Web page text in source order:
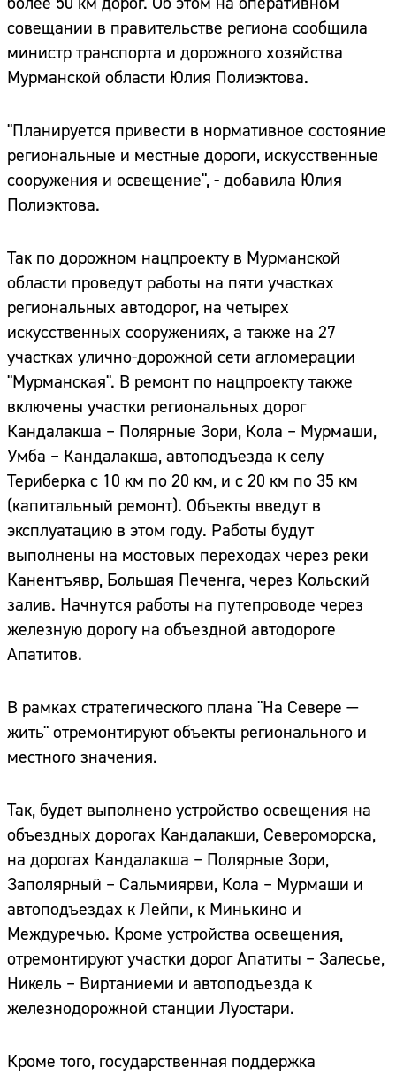
совещании в правительстве региона сообщила
министр транспорта и дорожного хозяйства
Мурманской области Юлия Полиэктова.
"Планируется привести в нормативное состояние
региональные и местные дороги, искусственные
сооружения и освещение", - добавила Юлия
Полиэктова.
Так по дорожном нацпроекту в Мурманской
области проведут работы на пяти участках
региональных автодорог, на четырех
искусственных сооружениях, а также на 27
участках улично-дорожной сети агломерации
"Мурманская". В ремонт по нацпроекту также
включены участки региональных дорог
Кандалакша – Полярные Зори, Кола – Мурмаши,
Умба – Кандалакша, автоподъезда к селу
Териберка с 10 км по 20 км, и с 20 км по 35 км
(капитальный ремонт). Объекты введут в
эксплуатацию в этом году. Работы будут
выполнены на мостовых переходах через реки
Канентъявр, Большая Печенга, через Кольский
залив. Начнутся работы на путепроводе через
железную дорогу на объездной автодороге
Апатитов.
В рамках стратегического плана "На Севере —
жить" отремонтируют объекты регионального и
местного значения.
Так, будет выполнено устройство освещения на
объездных дорогах Кандалакши, Североморска,
на дорогах Кандалакша – Полярные Зори,
Заполярный – Сальмиярви, Кола – Мурмаши и
автоподъездах к Лейпи, к Минькино и
Междуречью. Кроме устройства освещения,
отремонтируют участки дорог Апатиты – Залесье,
Никель – Виртаниеми и автоподъезда к
железнодорожной станции Луостари.
Кроме того, государственная поддержка